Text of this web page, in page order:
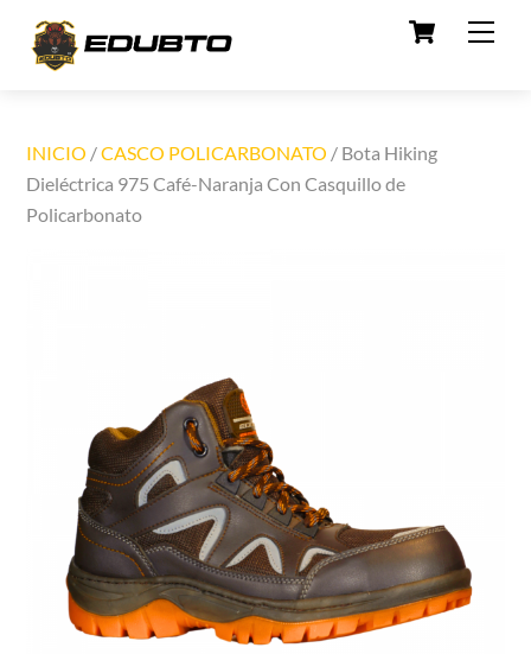
content
Cart
INICIO /CASCO POLICARBONATO / Bota Hiking
Dieléctrica 975 Café-Naranja Con Casquillo de
Policarbonato